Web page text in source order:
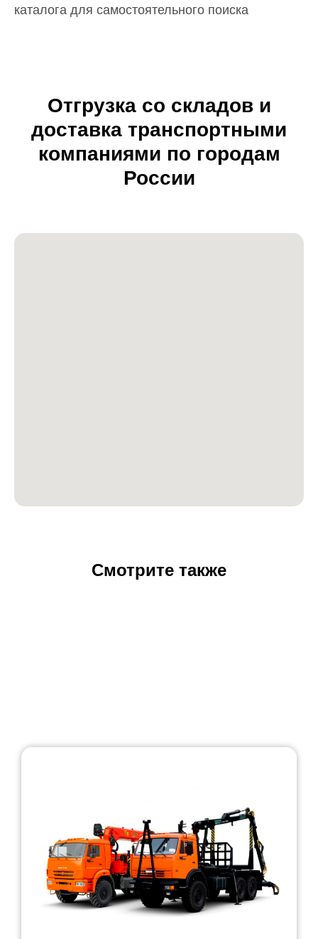
каталога для самостоятельного поиска
Отгрузка со складов и
доставка транспортными
компаниями по городам
России
Смотрите также